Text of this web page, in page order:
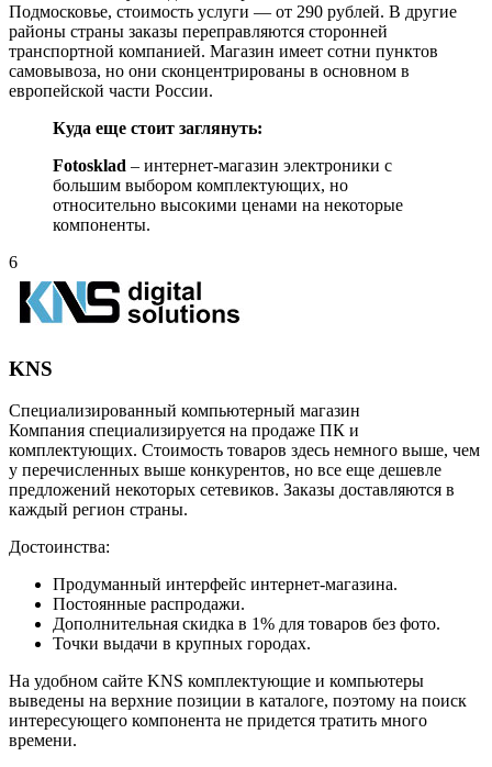
Подмосковье, стоимость услуги — от 290 рублей. В другие
районы страны заказы переправляются сторонней
транспортной компанией. Магазин имеет сотни пунктов
самовывоза, но они сконцентрированы в основном в
европейской части России.
Куда еще стоит заглянуть:
Fotosklad – интернет-магазин электроники с
большим выбором комплектующих, но
относительно высокими ценами на некоторые
компоненты.
6
KNS
Специализированный компьютерный магазин
Компания специализируется на продаже ПК и
комплектующих. Стоимость товаров здесь немного выше, чем
у перечисленных выше конкурентов, но все еще дешевле
предложений некоторых сетевиков. Заказы доставляются в
каждый регион страны.
Достоинства:
Продуманный интерфейс интернет-магазина.
Постоянные распродажи.
Дополнительная скидка в 1% для товаров без фото.
Точки выдачи в крупных городах.
На удобном сайте KNS комплектующие и компьютеры
выведены на верхние позиции в каталоге, поэтому на поиск
интересующего компонента не придется тратить много
времени.